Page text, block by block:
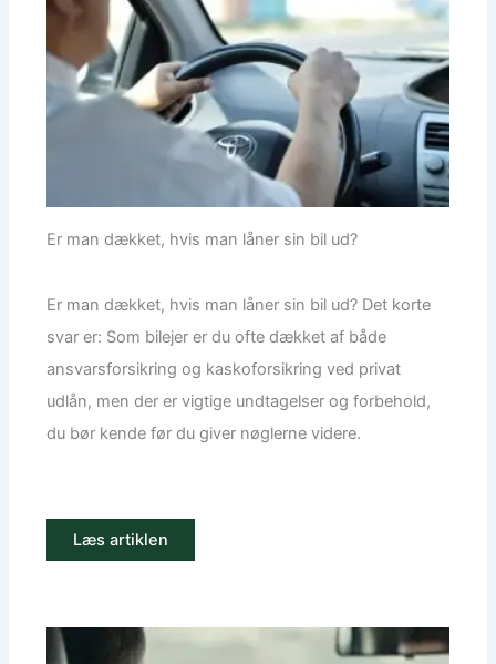
Er man dækket, hvis man låner sin bil ud?
Er man dækket, hvis man låner sin bil ud? Det korte
svar er: Som bilejer er du ofte dækket af både
ansvarsforsikring og kaskoforsikring ved privat
udlån, men der er vigtige undtagelser og forbehold,
du bør kende før du giver nøglerne videre.
Læs artiklen